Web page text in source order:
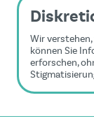
Wir
können Sie
erforschen,